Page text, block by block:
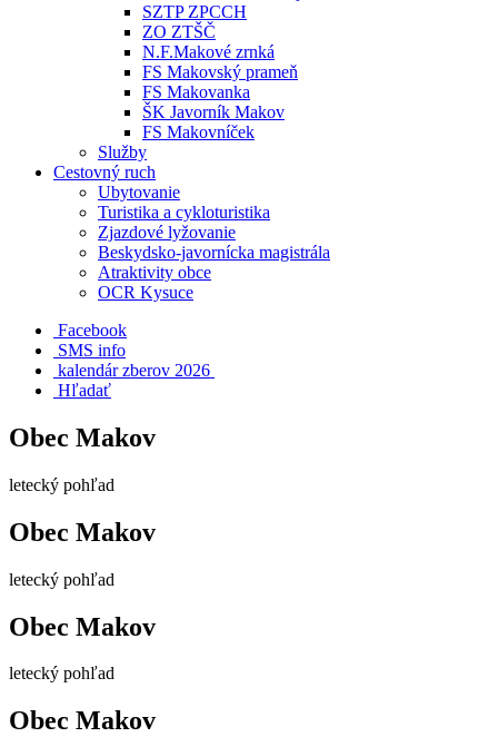
SZTP ZPCCH
ZO ZTŠČ
N.F.Makové zrnká
FS Makovský prameň
FS Makovanka
ŠK Javorník Makov
FS Makovníček
Služby
Cestovný ruch
Ubytovanie
Turistika a cykloturistika
Zjazdové lyžovanie
Beskydsko-javornícka magistrála
Atraktivity obce
OCR Kysuce
Facebook
SMS info
​ kalendár zberov 2026
Hľadať
Obec Makov
letecký pohľad
Obec Makov
letecký pohľad
Obec Makov
letecký pohľad
Obec Makov